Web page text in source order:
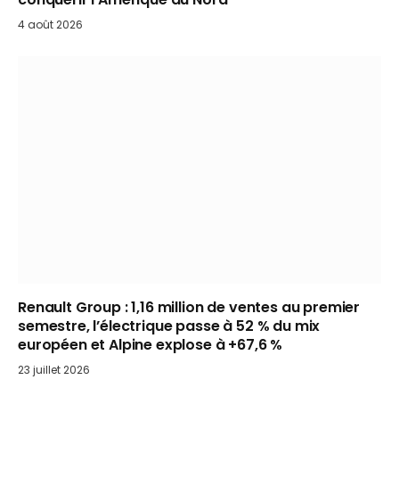
4 août 2026
Renault Group : 1,16 million de ventes au premier
semestre, l’électrique passe à 52 % du mix
européen et Alpine explose à +67,6 %
23 juillet 2026